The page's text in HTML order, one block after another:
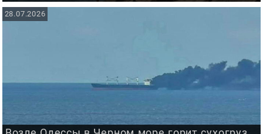
28.07.2026